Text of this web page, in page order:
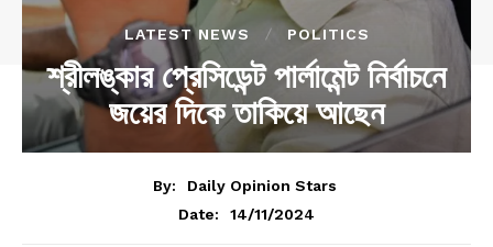
LATEST NEWS POLITICS
শ্রীলঙ্কার প্রেসিডেন্ট পার্লামেন্ট নির্বাচনে
জয়ের দিকে তাকিয়ে আছেন
By:
Daily Opinion Stars
Date:
14/11/2024